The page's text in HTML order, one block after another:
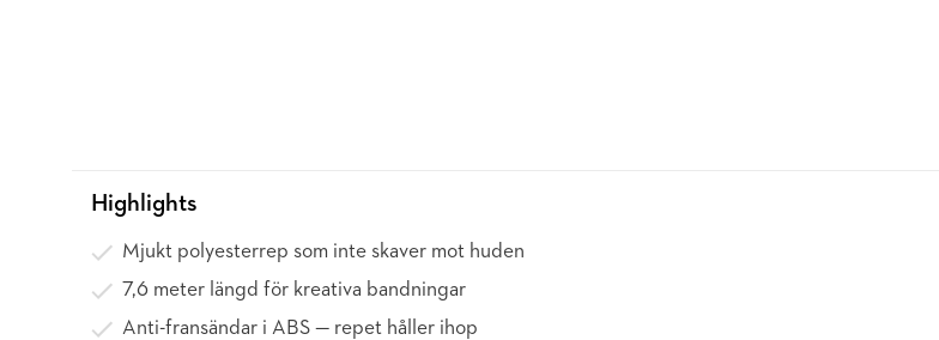
Highlights
Mjukt polyesterrep som inte skaver mot huden
7,6 meter längd för kreativa bandningar
Anti-fransändar i ABS — repet håller ihop